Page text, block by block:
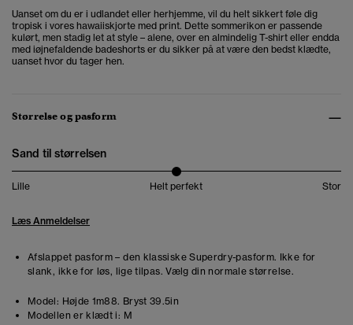
Uanset om du er i udlandet eller herhjemme, vil du helt sikkert føle dig
tropisk i vores hawaiiskjorte med print. Dette sommerikon er passende
kulørt, men stadig let at style – alene, over en almindelig T-shirt eller endda
med iøjnefaldende badeshorts er du sikker på at være den bedst klædte,
uanset hvor du tager hen.
Størrelse og pasform
Sand til størrelsen
Lille Helt perfekt Stor
Læs Anmeldelser
Afslappet pasform – den klassiske Superdry-pasform. Ikke for
slank, ikke for løs, lige tilpas. Vælg din normale størrelse.
Model: Højde 1m88. Bryst 39.5in
Modellen er klædt i: M